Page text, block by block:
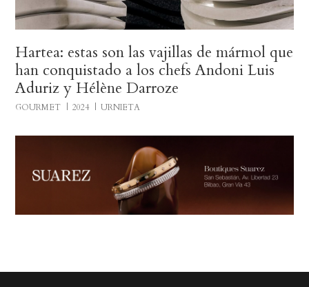
Hartea: estas son las vajillas de mármol que
han conquistado a los chefs Andoni Luis
Aduriz y Hélène Darroze
GOURMET 2024 URNIETA